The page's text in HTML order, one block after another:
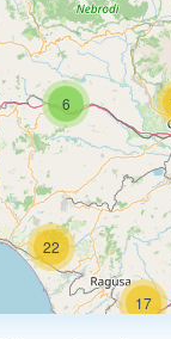
6
17
22